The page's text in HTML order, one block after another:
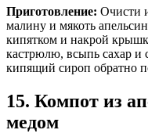
Приготовление: Очисти
малину и мякоть
кипятком и накрой
кастрюлю, всыпь сахар и
кипящий сироп обратно
15. Компот из
медом